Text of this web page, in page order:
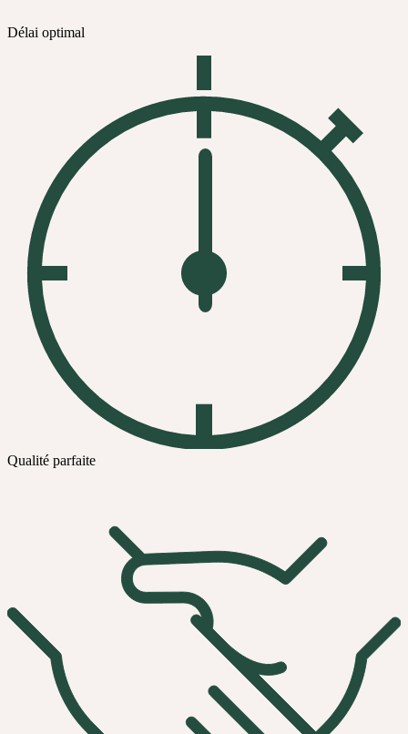
Délai optimal
Qualité parfaite